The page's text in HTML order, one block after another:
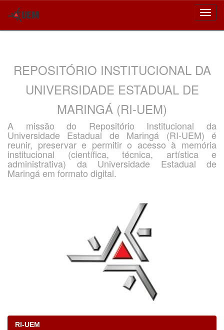
REPOSITÓRIO INSTITUCIONAL DA
UNIVERSIDADE ESTADUAL DE
MARINGÁ (RI-UEM)
A missão do Repositório Institucional da
Universidade Estadual de Maringá (RI-UEM) é
reunir, preservar e permitir o acesso à memória
institucional (científica, técnica, artística e
administrativa) da Universidade Estadual de
Maringá em formato digital.
RI-UEM